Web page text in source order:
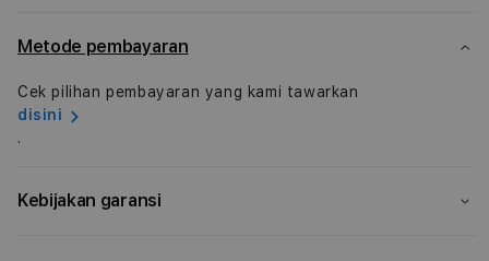
with
-
Chalk
with
Metode pembayaran
Cek pilihan pembayaran yang kami tawarkan
disini
.
Kebijakan garansi